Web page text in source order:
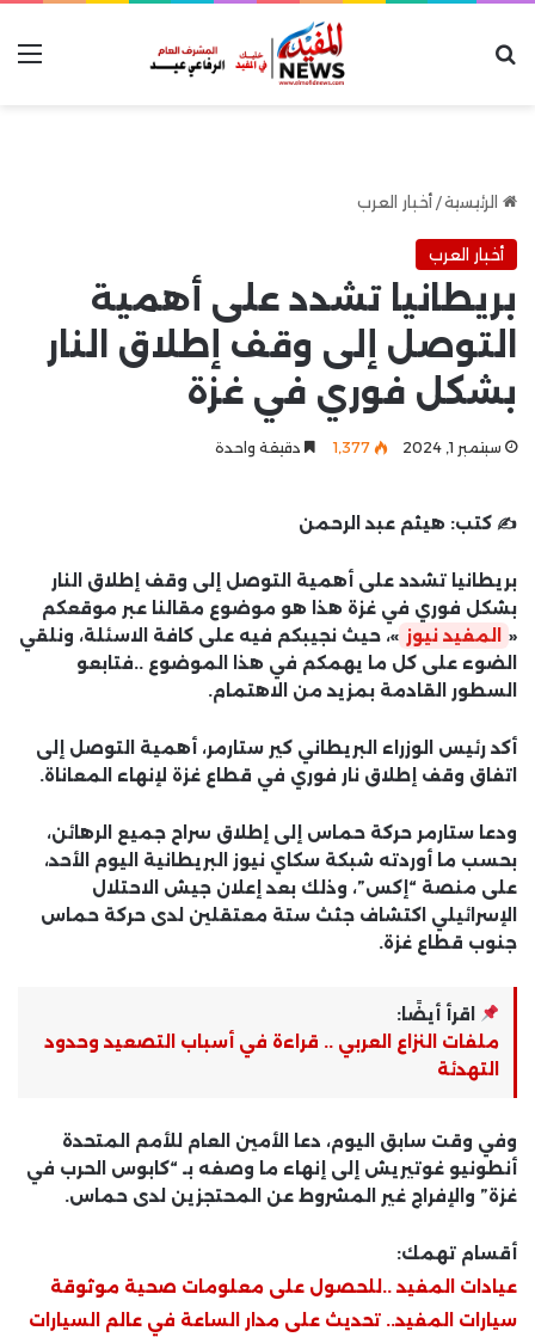
الرئيسية/ أخبار العرب
أخبار العرب
بريطانيا تشدد على أهمية
التوصل إلى وقف إطلاق النار
بشكل فوري في غزة
سبتمبر 1, 2024 1٬377 دقيقة واحدة
✍️ كتب: هيثم عبد الرحمن
بريطانيا تشدد على أهمية التوصل إلى وقف إطلاق النار
بشكل فوري في غزة هذا هو موضوع مقالنا عبر موقعكم
«
المفيد نيوز »، حيث نجيبكم فيه على كافة الاسئلة، ونلقي
الضوء على كل ما يهمكم في هذا الموضوع ..فتابعو
السطور القادمة بمزيد من الاهتمام.
أكد رئيس الوزراء البريطاني كير ستارمر، أهمية التوصل إلى
اتفاق وقف إطلاق نار فوري في قطاع غزة لإنهاء المعاناة.
ودعا ستارمر حركة حماس إلى إطلاق سراح جميع الرهائن،
بحسب ما أوردته شبكة سكاي نيوز البريطانية اليوم الأحد،
على منصة “إكس”، وذلك بعد إعلان جيش الاحتلال
الإسرائيلي اكتشاف جثث ستة معتقلين لدى حركة حماس
جنوب قطاع غزة.
اقرأ أيضًا:
ملفات النزاع العربي .. قراءة في أسباب التصعيد وحدود
التهدئة
وفي وقت سابق اليوم، دعا الأمين العام للأمم المتحدة
أنطونيو غوتيريش إلى إنهاء ما وصفه بـ “كابوس الحرب في
غزة” والإفراج غير المشروط عن المحتجزين لدى حماس.
أقسام تهمك:
عيادات المفيد ..للحصول على معلومات صحية موثوقة
سيارات المفيد.. تحديث على مدار الساعة في عالم السيارات